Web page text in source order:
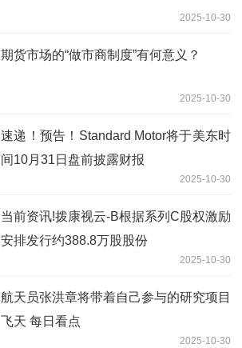
2025-10-30
期货市场的“做市商制度”有何意义？
2025-10-30
速递！预告！Standard Motor将于美东时
间10月31日盘前披露财报
2025-10-30
当前资讯!拨康视云-B根据系列C股权激励
安排发行约388.8万股股份
2025-10-30
航天员张洪章将带着自己参与的研究项目
飞天 每日看点
2025-10-30